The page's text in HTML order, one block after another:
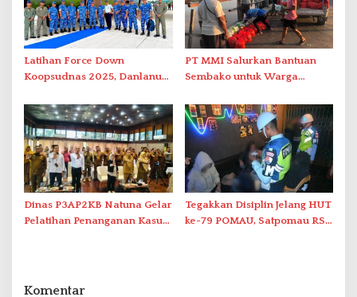
Latihan Force Down
Koopsudnas 2025, Danlanud
Sukhoi Amankan Udara RI
PT MMI Salurkan Bantuan
Sembako untuk Warga
Wujud Tanggung Jawab
Sosial
Dinas P3AP2KB Natuna Gelar
Pelatihan Penanganan Kasus
Tegakkan Disiplin Jelang HUT
ke-79 POMAU, Satpomau RSA
Komentar